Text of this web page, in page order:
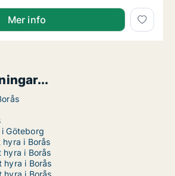
Mer info
Göteborg
i Borås
hyra i Borås
hyra i Borås
hyra i Borås